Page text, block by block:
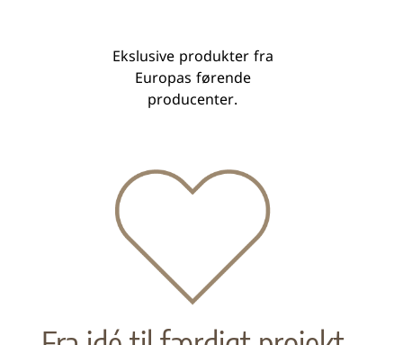
Ekslusive produkter fra
Europas førende
producenter.